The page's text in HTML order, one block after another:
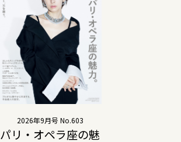
2026年9月号 No.603
パリ・オペラ座の魅